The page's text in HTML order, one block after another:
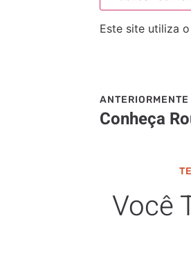
Este site utiliza
Você